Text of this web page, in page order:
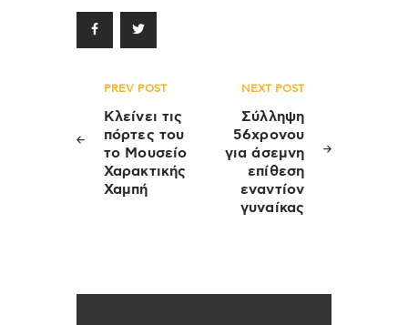
Πλοήγηση
άρθρων
PREV POST
Κλείνει τις
πόρτες του
το Μουσείο
Χαρακτικής
Χαμπή
NEXT POST
Σύλληψη
56χρονου
για άσεμνη
επίθεση
εναντίον
γυναίκας